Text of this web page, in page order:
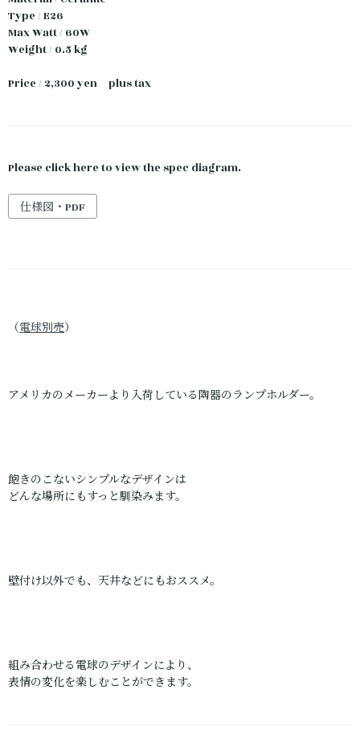
Type / E26
Max Watt / 60W
Weight / 0.5 kg
Price / 2,300 yen plus tax
Please click here to view the spec diagram.
仕様図・PDF
（電球別売）
アメリカのメーカーより入荷している陶器のランプホルダー。
飽きのこないシンプルなデザインは
どんな場所にもすっと馴染みます。
壁付け以外でも、天井などにもおススメ。
組み合わせる電球のデザインにより、
表情の変化を楽しむことができます。